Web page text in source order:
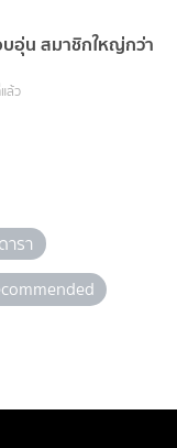
อุ่น สมาชิกใหญ่กว่า
ล้ว
ารา